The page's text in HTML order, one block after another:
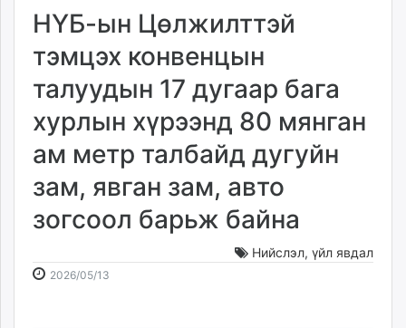
Төрийн
dorgio.mn
Gogo.mn
caak.mn
news.mn
zindaa.mn
tovch.mn
mnb.mn
НҮБ-ын Цөлжилттэй
тэмцэх конвенцын
талуудын 17 дугаар бага
хурлын хүрээнд 80 мянган
ам метр талбайд дугуйн
зам, явган зам, авто
зогсоол барьж байна
Нийслэл, үйл явдал
2026/05/13